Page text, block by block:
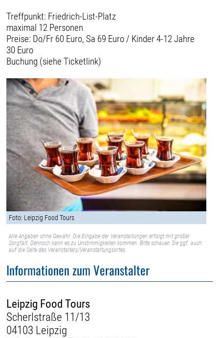
Treffpunkt: Friedrich-List-Platz
maximal 12 Personen
Preise: Do/Fr 60 Euro, Sa 69 Euro / Kinder 4-12 Jahre
30 Euro
Buchung (siehe Ticketlink)
Foto: Leipzig Food Tours
Alle Angaben ohne Gewähr. Die Eingabe der Veranstaltungen erfolgt mit großer
Sorgfalt. Dennoch kann es zu Unstimmigkeiten kommen. Bitte schauen Sie ggf. auch
auf die Seite des Veranstalters/Veranstaltungsortes.
Informationen zum Veranstalter
Leipzig Food Tours
Scherlstraße 11/13
04103 Leipzig